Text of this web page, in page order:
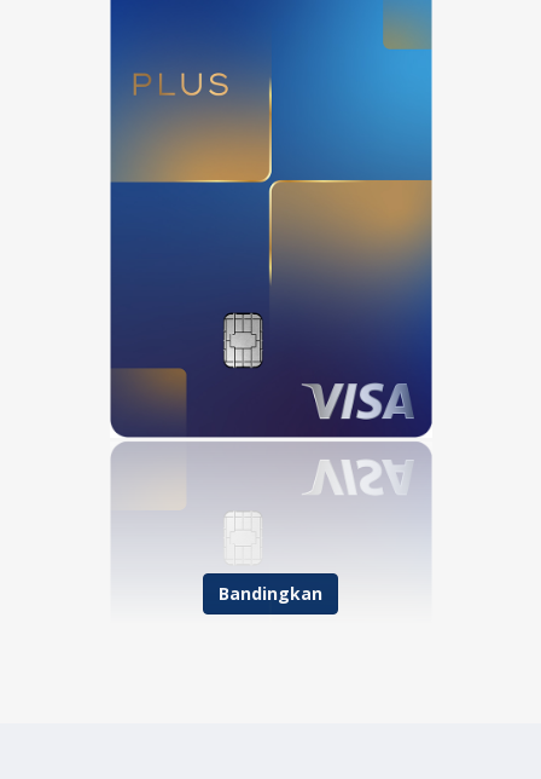
Bandingkan